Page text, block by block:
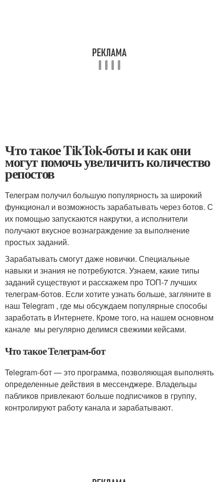
Что такое TikTok-боты и как они
могут помочь увеличить количество
репостов
Телеграм получил большую популярность за широкий
функционал и возможность зарабатывать через ботов. С
их помощью запускаются накрутки, а исполнители
получают вкусное вознаграждение за выполнение
простых заданий.
Зарабатывать смогут даже новички. Специальные
навыки и знания не потребуются. Узнаем, какие типы
заданий существуют и расскажем про ТОП-7 лучших
телеграм-ботов. Если хотите узнать больше, загляните в
наш Telegram , где мы обсуждаем популярные способы
заработать в Интернете. Кроме того, на нашем основном
канале мы регулярно делимся свежими кейсами.
Что такое Телеграм-бот
Telegram-бот — это программа, позволяющая выполнять
определенные действия в мессенджере. Владельцы
пабликов привлекают больше подписчиков в группу,
контролируют работу канала и зарабатывают.